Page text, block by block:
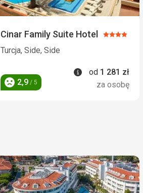
Cinar Family Suite Hotel
Ocena:
Turcja, Side, Side
Ocena
2,9 / 5
Informacje
od 1 281 zł
za osobę